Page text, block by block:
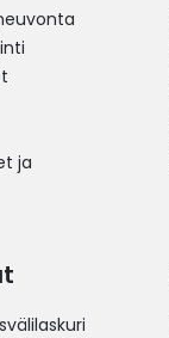
ja